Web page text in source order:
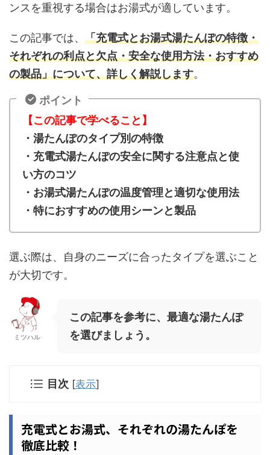
ンスを重視する場合はお湯式が適しています。
この記事では、 「充電式とお湯式湯たんぽの特徴・
それぞれの利点と欠点・安全な使用方法・おすすめ
の製品」について、詳しく解説します。
ポイント
【この記事で学べること】
・湯たんぽのタイプ別の特徴
・充電式湯たんぽの安全に関する注意点と使
い方のコツ
・お湯式湯たんぽの温度管理と適切な使用法
・特におすすめの使用シーンと製品
選ぶ際は、自身のニーズに合ったタイプを選ぶこと
が大切です。
ミツハル
この記事を参考に、最適な湯たんぽ
を選びましょう。
目次 [表示]
充電式とお湯式、それぞれの湯たんぽを
徹底比較！